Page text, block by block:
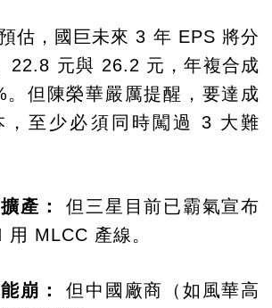
估，國巨未來 3 年 EPS 將分
22.8 元與 26.2 元，年複合成
。但陳榮華嚴厲提醒，要達成
，至少必須同時闖過 3 大難
產：
但三星目前已霸氣宣布
MLCC 產線。
崩：
但中國廠商（如風華高